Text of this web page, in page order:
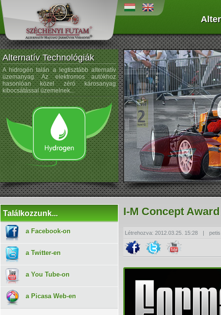
Alternatív Technológiák
A hidrogén talán a legtisztább alternatív
üzemanyag. Az elektromos autókhoz
hasonlóan közel zéró károsanyag
kibocsátással üzemelnek...
A napenergiát az
kezdték alkalmazni, és az
sem újdonság a napelemek
Találkozzunk...
a Facebook-on
a Twitter-en
a You Tube-on
a Picasa Web-en
I-M Concept Award
Létrehozva: 2012.03.25. 15:28 | petis